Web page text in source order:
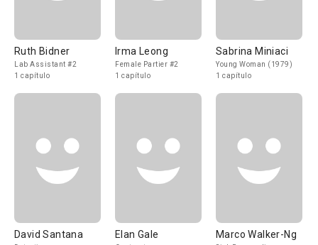
Ruth Bidner
Lab Assistant #2
1 capítulo
Irma Leong
Female Partier #2
1 capítulo
Sabrina Miniaci
Young Woman (1979)
1 capítulo
David Santana Elan Gale Marco Walker-Ng